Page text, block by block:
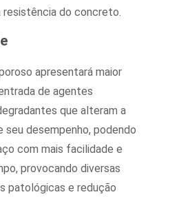
do concreto.
apresentará maior
de agentes
que alteram a
seu desempenho, podendo
com mais facilidade e
provocando diversas
patológicas e redução